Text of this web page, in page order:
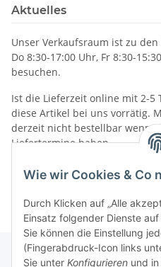
Wie wir Cookies & Co
Durch Klicken auf „Alle
Einsatz folgender Dienste
Sie können die Einstellung
(Fingerabdruck-Icon links
Sie unter Konfigurieren und
Aktuelles
Unser Verkaufsraum ist zu
Do 8:30-17:00 Uhr, Fr 8:30-
besuchen.
Ist die Lieferzeit online mit 2-5
diese Artikel bei uns vorrätig.
derzeit nicht bestellbar wenn
Liefertermine haben.
Informationen